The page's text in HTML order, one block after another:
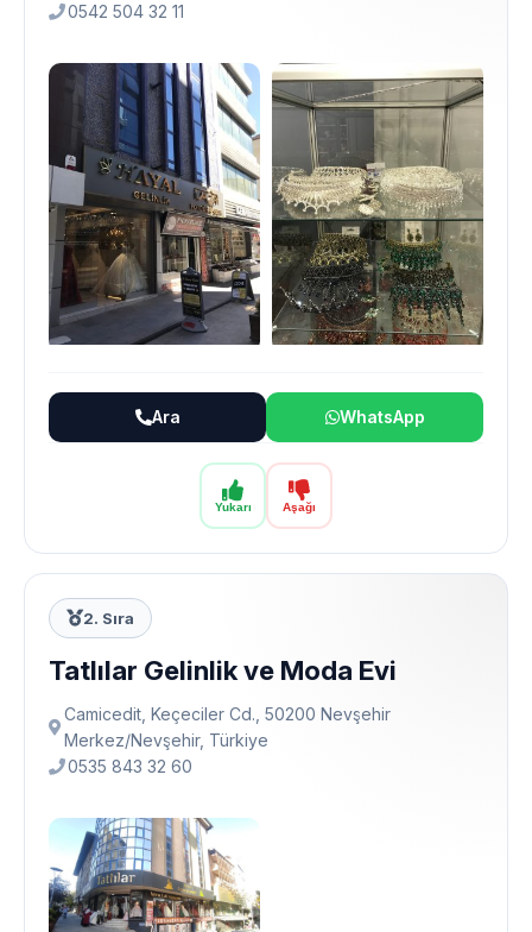
Yukarı Aşağı
0542 504 32 11
Ara WhatsApp
2. Sıra
Tatlılar Gelinlik ve Moda Evi
Camicedit, Keçeciler Cd., 50200 Nevşehir
Merkez/Nevşehir, Türkiye
0535 843 32 60